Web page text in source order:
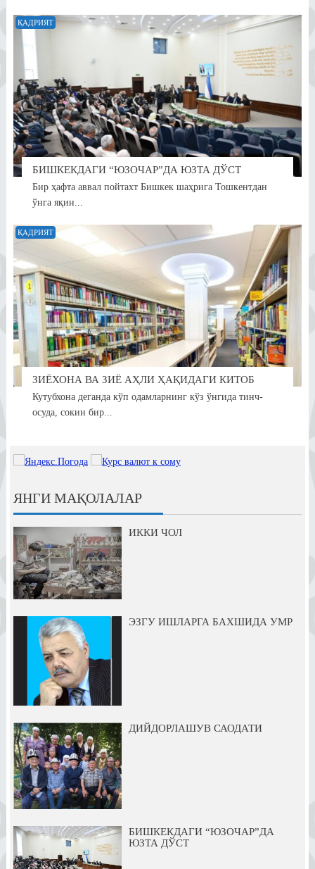
ҚАДРИЯТ
БИШКЕКДАГИ “ЮЗОЧАР”ДА ЮЗТА ДЎСТ
Бир ҳафта аввал пойтахт Бишкек шаҳрига Тошкентдан
ўнга яқин...
ҚАДРИЯТ
ЗИЁХОНА ВА ЗИЁ АҲЛИ ҲАҚИДАГИ КИТОБ
Кутубхона деганда кўп одамларнинг кўз ўнгида тинч-
осуда, сокин бир...
ЯНГИ МАҚОЛАЛАР
ИККИ ЧОЛ
ЭЗГУ ИШЛАРГА БАХШИДА УМР
ДИЙДОРЛАШУВ САОДАТИ
БИШКЕКДАГИ “ЮЗОЧАР”ДА
ЮЗТА ДЎСТ